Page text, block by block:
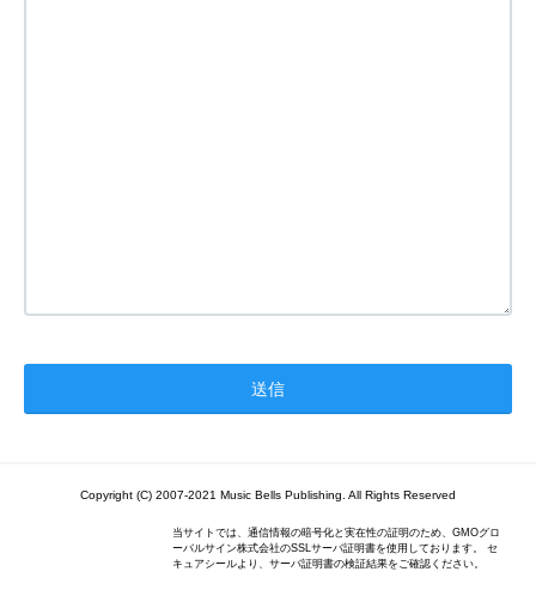
Copyright (C) 2007-2021 Music Bells Publishing. All Rights Reserved
当サイトでは、通信情報の暗号化と実在性の証明のため、GMOグロ
ーバルサイン株式会社のSSLサーバ証明書を使用しております。 セ
キュアシールより、サーバ証明書の検証結果をご確認ください。